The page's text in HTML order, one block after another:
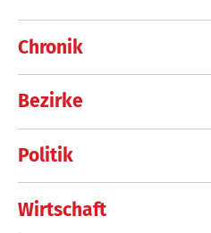
Chronik
Bezirke
Politik
Wirtschaft